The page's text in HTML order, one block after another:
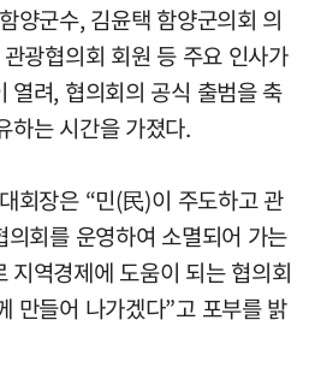
양군수, 김윤택 함양군의회 의
광협의회 회원 등 주요 인사가
열려, 협의회의 공식 출범을 축
하는 시간을 가졌다.
회장은 “민(民)이 주도하고 관
회를 운영하여 소멸되어 가는
지역경제에 도움이 되는 협의회
만들어 나가겠다”고 포부를 밝